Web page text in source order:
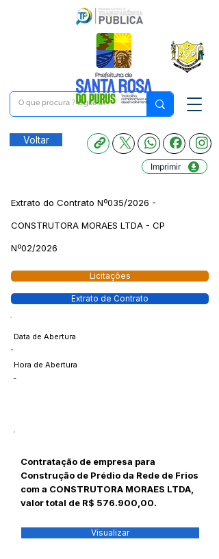
Voltar
Imprimir
Extrato do Contrato Nº035/2026 -
CONSTRUTORA MORAES LTDA - CP
Nº02/2026
Licitações
Extrato de Contrato
Data de Abertura
-
Hora de Abertura
-
Contratação de empresa para
Construção de Prédio da Rede de Frios
com a CONSTRUTORA MORAES LTDA,
valor total de R$ 576.900,00.
Visualizar